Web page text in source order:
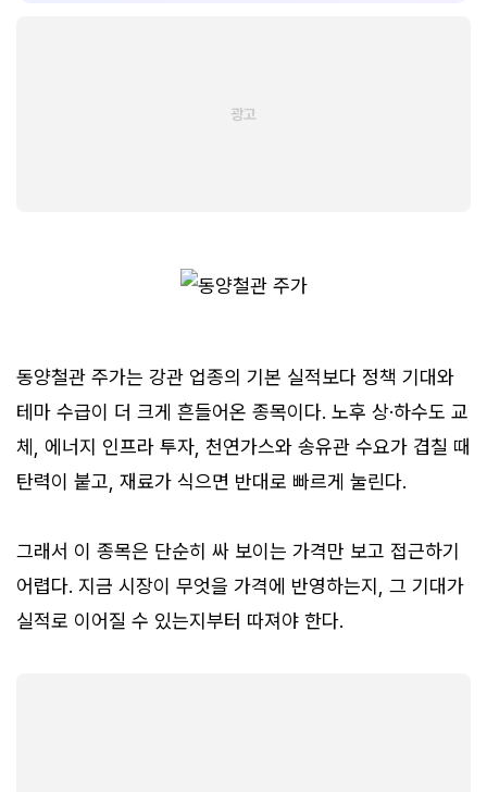
동양철관 주가는 강관 업종의 기본 실적보다 정책 기대와
테마 수급이 더 크게 흔들어온 종목이다. 노후 상·하수도 교
체, 에너지 인프라 투자, 천연가스와 송유관 수요가 겹칠 때
탄력이 붙고, 재료가 식으면 반대로 빠르게 눌린다.
그래서 이 종목은 단순히 싸 보이는 가격만 보고 접근하기
어렵다. 지금 시장이 무엇을 가격에 반영하는지, 그 기대가
실적로 이어질 수 있는지부터 따져야 한다.